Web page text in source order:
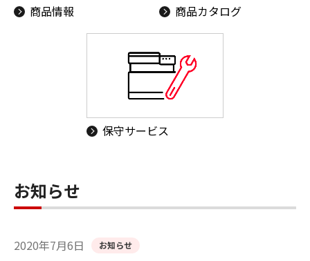
商品情報 商品カタログ
保守サービス
お知らせ
2020年7月6日 お知らせ